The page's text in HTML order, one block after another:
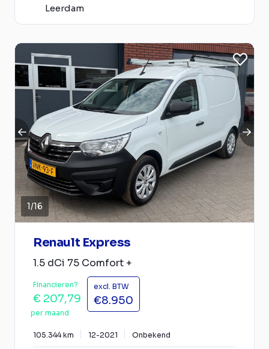
Leerdam
1/16
Renault Express
1.5 dCi 75 Comfort +
Financieren?
€ 207,79
per maand
excl. BTW
€8.950
105.344 km 12-2021 Onbekend